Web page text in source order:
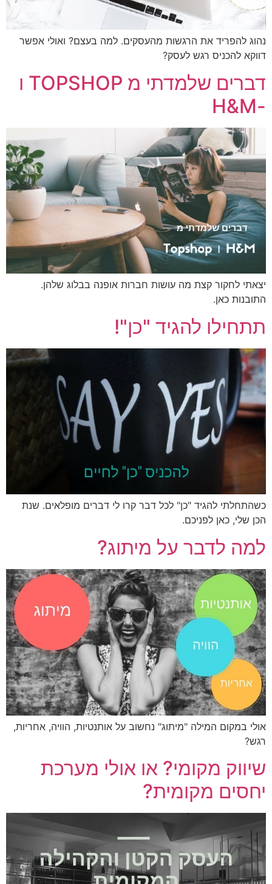
להפריד את הרגשות מהעסקים. למה בעצם? ואולי אפשר
להכניס רגש לעסק?
דברים שלמדתי מ TOPSHOP ו
לחקור קצת מה עושות חברות אופנה בבלוג שלהן.
כאן.
להגיד "כן"!
להגיד "כן" לכל דבר קרו לי דברים מופלאים. שנת
שלי, כאן לפניכם.
לדבר על מיתוג?
במקום המילה "מיתוג" נחשוב על אותנטיות, הוויה, אחריות,
מקומי? או אולי מערכת
מקומית?